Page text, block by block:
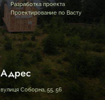
Разработка проекта
Проектирование по Васту
Адрес
вулиця Соборна, 55, 56